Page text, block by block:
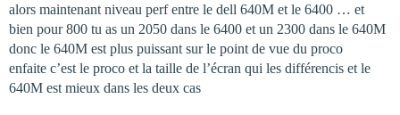
alors maintenant niveau perf entre le dell 640M et le 6400 … et
bien pour 800 tu as un 2050 dans le 6400 et un 2300 dans le 640M
donc le 640M est plus puissant sur le point de vue du proco
enfaite c’est le proco et la taille de l’écran qui les différencis et le
640M est mieux dans les deux cas